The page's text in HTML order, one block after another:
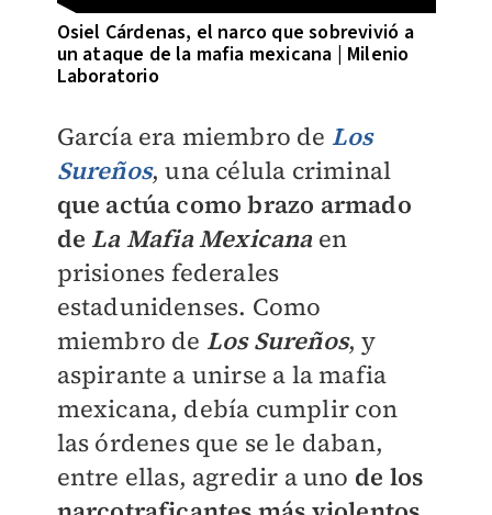
Osiel Cárdenas, el narco que sobrevivió a
un ataque de la mafia mexicana | Milenio
Laboratorio
García era miembro de Los
Sureños, una célula criminal
que actúa como brazo armado
de La Mafia Mexicanaen
prisiones federales
estadunidenses. Como
miembro de Los Sureños, y
aspirante a unirse a la mafia
mexicana, debía cumplir con
las órdenes que se le daban,
entre ellas, agredir a uno de los